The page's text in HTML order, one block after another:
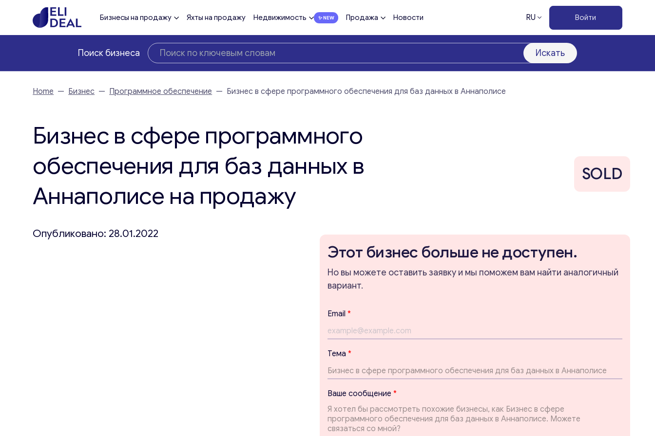
Бизнесы на продажу Яхты на продажу Недвижимость Продажа Новости RU Войти
Поиск бизнеса Искать
Home — Бизнес — Программное обеспечение — Бизнес в сфере программного обеспечения для баз данных в Аннаполисе
Бизнес в сфере программного
обеспечения для баз данных в
Аннаполисе на продажу
SOLD
Опубликовано: 28.01.2022
Этот бизнес больше не доступен.
Но вы можете оставить заявку и мы поможем вам найти аналогичный
вариант.
Email *
Тема *
с
о
о
б
щ
Ваше сообщение *